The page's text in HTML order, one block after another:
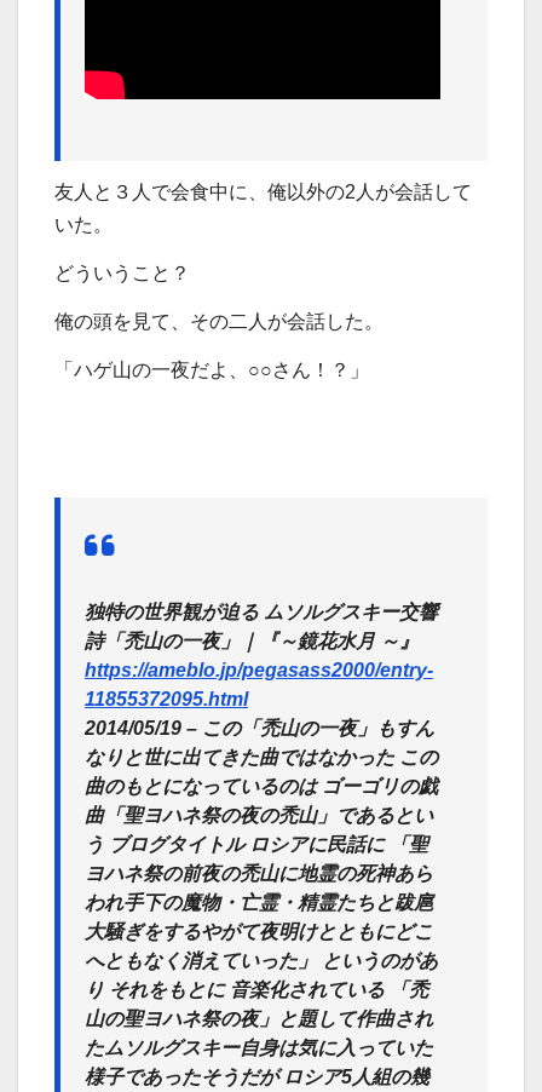
友人と３人で会食中に、俺以外の2人が会話して
いた。
どういうこと？
俺の頭を見て、その二人が会話した。
「ハゲ山の一夜だよ、○○さん！？」
独特の世界観が迫る ムソルグスキー交響
詩「禿山の一夜」｜『～鏡花水月 ～』
https://ameblo.jp/pegasass2000/entry-
11855372095.html
2014/05/19 – この「禿山の一夜」もすん
なりと世に出てきた曲ではなかった この
曲のもとになっているのは ゴーゴリの戯
曲「聖ヨハネ祭の夜の禿山」であるとい
う ブログタイトル ロシアに民話に 「聖
ヨハネ祭の前夜の禿山に地霊の死神あら
われ手下の魔物・亡霊・精霊たちと跋扈
大騒ぎをするやがて夜明けとともにどこ
へともなく消えていった」 というのがあ
り それをもとに 音楽化されている 「禿
山の聖ヨハネ祭の夜」と題して作曲され
たムソルグスキー自身は気に入っていた
様子であったそうだが ロシア5人組の幾